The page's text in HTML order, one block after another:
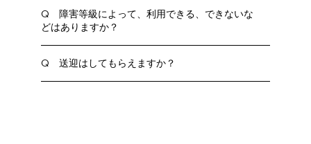
Q 障害等級によって、利用できる、できないな
どはありますか？
Q 送迎はしてもらえますか？